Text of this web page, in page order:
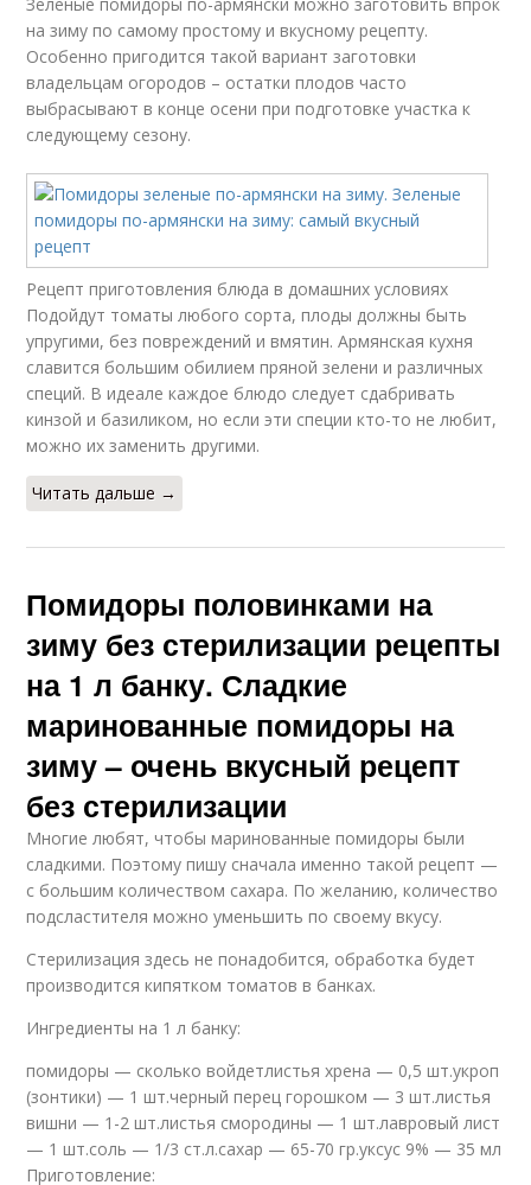
на зиму по самому простому и вкусному рецепту.
Особенно пригодится такой вариант заготовки
владельцам огородов – остатки плодов часто
выбрасывают в конце осени при подготовке участка к
следующему сезону.
Рецепт приготовления блюда в домашних условиях
Подойдут томаты любого сорта, плоды должны быть
упругими, без повреждений и вмятин. Армянская кухня
славится большим обилием пряной зелени и различных
специй. В идеале каждое блюдо следует сдабривать
кинзой и базиликом, но если эти специи кто-то не любит,
можно их заменить другими.
Читать дальше →
Помидоры половинками на
зиму без стерилизации рецепты
на 1 л банку. Сладкие
маринованные помидоры на
зиму – очень вкусный рецепт
без стерилизации
Многие любят, чтобы маринованные помидоры были
сладкими. Поэтому пишу сначала именно такой рецепт —
с большим количеством сахара. По желанию, количество
подсластителя можно уменьшить по своему вкусу.
Стерилизация здесь не понадобится, обработка будет
производится кипятком томатов в банках.
Ингредиенты на 1 л банку:
помидоры — сколько войдетлистья хрена — 0,5 шт.укроп
(зонтики) — 1 шт.черный перец горошком — 3 шт.листья
вишни — 1-2 шт.листья смородины — 1 шт.лавровый лист
— 1 шт.соль — 1/3 ст.л.сахар — 65-70 гр.уксус 9% — 35 мл
Приготовление: